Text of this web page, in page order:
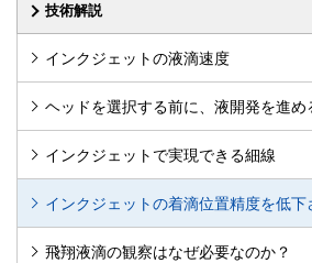
技術解説
インクジェットの液滴速度
ヘッドを選択する前に、液開発を進め
インクジェットで実現できる細線
インクジェットの着滴位置精度を低下
飛翔液滴の観察はなぜ必要なのか？